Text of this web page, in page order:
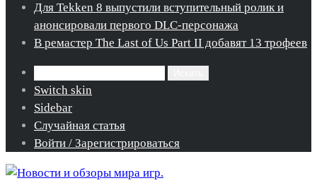
Для Tekken 8 выпустили вступительный ролик и
анонсировали первого DLC-персонажа
В ремастер The Last of Us Part II добавят 13 трофеев
Switch skin
Sidebar
Случайная статья
Войти / Зарегистрироваться